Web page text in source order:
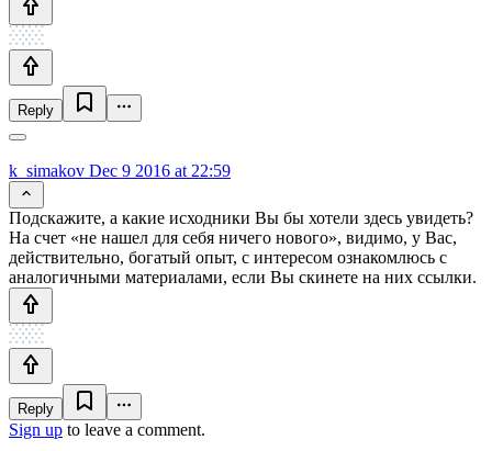
Reply
k_simakov Dec 9 2016 at 22:59
Подскажите, а какие исходники Вы бы хотели здесь увидеть?
На счет «не нашел для себя ничего нового», видимо, у Вас,
действительно, богатый опыт, с интересом ознакомлюсь с
аналогичными материалами, если Вы скинете на них ссылки.
Reply
Sign up to leave a comment.